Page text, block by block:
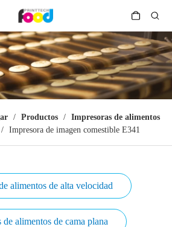
/ Productos / Impresoras de alimentos
/ Impresora de imagen comestible E341
alimentos de alta velocidad
de alimentos de cama plana